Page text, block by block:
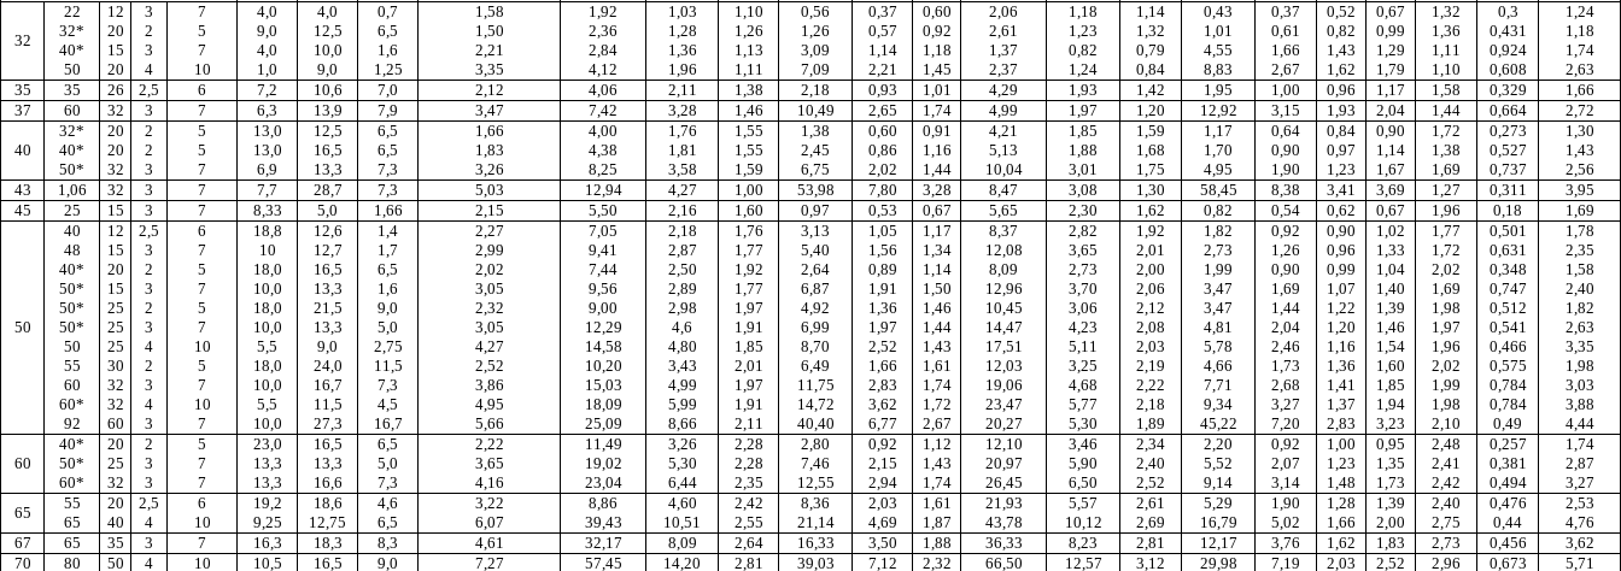
32
22
32*
40*
50
12
20
15
20
3
2
3
4
7
5
7
10
4,0
9,0
4,0
1,0
4,0
12,5
10,0
9,0
0,7
6,5
1,6
1,25
1,58
1,50
2,21
3,35
1,92
2,36
2,84
4,12
1,03
1,28
1,36
1,96
1,10
1,26
1,13
1,11
0,56
1,26
3,09
7,09
0,37
0,57
1,14
2,21
0,60
0,92
1,18
1,45
2,06
2,61
1,37
2,37
1,18
1,23
0,82
1,24
1,14
1,32
0,79
0,84
0,43
1,01
4,55
8,83
0,37
0,61
1,66
2,67
0,52
0,82
1,43
1,62
0,67
0,99
1,29
1,79
1,32
1,36
1,11
1,10
0,3
0,431
0,924
0,608
1,24
1,18
1,74
2,63
35
35 26 2,5 6 7,2 10,6 7,0 2,12 4,06 2,11 1,38 2,18 0,93 1,01 4,29 1,93 1,42 1,95 1,00 0,96 1,17 1,58 0,329
1,66
37
60 32 3 7 6,3 13,9 7,9 3,47 7,42 3,28 1,46 10,49 2,65 1,74 4,99 1,97 1,20 12,92 3,15 1,93 2,04 1,44 0,664 2,72
40
32*
40*
50*
20
20
32
2
2
3
5
5
7
13,0
13,0
6,9
12,5
16,5
13,3
6,5
6,5
7,3
1,66
1,83
3,26
4,00
4,38
8,25
1,76
1,81
3,58
1,55
1,55
1,59
1,38
2,45
6,75
0,60
0,86
2,02
0,91
1,16
1,44
4,21
5,13
10,04
1,85
1,88
3,01
1,59
1,68
1,75
1,17
1,70
4,95
0,64
0,90
1,90
0,84
0,97
1,23
0,90
1,14
1,67
1,72
1,38
1,69
0,273
0,527
0,737
1,30
1,43
2,56
43
1,06 32 3 7 7,7 28,7 7,3 5,03 12,94 4,27 1,00 53,98 7,80 3,28 8,47 3,08 1,30 58,45 8,38 3,41 3,69 1,27 0,311
3,95
45
25 15 3 7 8,33 5,0 1,66 2,15 5,50 2,16 1,60 0,97 0,53 0,67 5,65 2,30 1,62 0,82 0,54 0,62 0,67 1,96 0,18 1,69
50
40
48
40*
50*
50*
50*
50
55
60
60*
92
12
15
20
15
25
25
25
30
32
32
60
2,5
3
2
3
2
3
4
2
3
4
3
6
7
5
7
5
7
10
5
7
10
7
18,8
10
18,0
10,0
18,0
10,0
5,5
18,0
10,0
5,5
10,0
12,6
12,7
16,5
13,3
21,5
13,3
9,0
24,0
16,7
11,5
27,3
1,4
1,7
6,5
1,6
9,0
5,0
2,75
11,5
7,3
4,5
16,7
2,27
2,99
2,02
3,05
2,32
3,05
4,27
2,52
3,86
4,95
5,66
7,05
9,41
7,44
9,56
9,00
12,29
14,58
10,20
15,03
18,09
25,09
2,18
2,87
2,50
2,89
2,98
4,6
4,80
3,43
4,99
5,99
8,66
1,76
1,77
1,92
1,77
1,97
1,91
1,85
2,01
1,97
1,91
2,11
3,13
5,40
2,64
6,87
4,92
6,99
8,70
6,49
11,75
14,72
40,40
1,05
1,56
0,89
1,91
1,36
1,97
2,52
1,66
2,83
3,62
6,77
1,17
1,34
1,14
1,50
1,46
1,44
1,43
1,61
1,74
1,72
2,67
8,37
12,08
8,09
12,96
10,45
14,47
17,51
12,03
19,06
23,47
20,27
2,82
3,65
2,73
3,70
3,06
4,23
5,11
3,25
4,68
5,77
5,30
1,92
2,01
2,00
2,06
2,12
2,08
2,03
2,19
2,22
2,18
1,89
1,82
2,73
1,99
3,47
3,47
4,81
5,78
4,66
7,71
9,34
45,22
0,92
1,26
0,90
1,69
1,44
2,04
2,46
1,73
2,68
3,27
7,20
0,90
0,96
0,99
1,07
1,22
1,20
1,16
1,36
1,41
1,37
2,83
1,02
1,33
1,04
1,40
1,39
1,46
1,54
1,60
1,85
1,94
3,23
1,77
1,72
2,02
1,69
1,98
1,97
1,96
2,02
1,99
1,98
2,10
0,501
0,631
0,348
0,747
0,512
0,541
0,466
0,575
0,784
0,784
0,49
1,78
2,35
1,58
2,40
1,82
2,63
3,35
1,98
3,03
3,88
4,44
60
40*
50*
60*
20
25
32
2
3
3
5
7
7
23,0
13,3
13,3
16,5
13,3
16,6
6,5
5,0
7,3
2,22
3,65
4,16
11,49
19,02
23,04
3,26
5,30
6,44
2,28
2,28
2,35
2,80
7,46
12,55
0,92
2,15
2,94
1,12
1,43
1,74
12,10
20,97
26,45
3,46
5,90
6,50
2,34
2,40
2,52
2,20
5,52
9,14
0,92
2,07
3,14
1,00
1,23
1,48
0,95
1,35
1,73
2,48
2,41
2,42
0,257
0,381
0,494
1,74
2,87
3,27
65
55
65
20
40
2,5
4
6
10
19,2
9,25
18,6
12,75
4,6
6,5
3,22
6,07
8,86
39,43
4,60
10,51
2,42
2,55
8,36
21,14
2,03
4,69
1,61
1,87
21,93
43,78
5,57
10,12
2,61
2,69
5,29
16,79
1,90
5,02
1,28
1,66
1,39
2,00
2,40
2,75
0,476
0,44
2,53
4,76
67
65 35 3 7 16,3 18,3 8,3 4,61 32,17 8,09 2,64 16,33 3,50 1,88 36,33 8,23 2,81 12,17 3,76 1,62 1,83 2,73 0,456
3,62
70
80 50 4 10 10,5 16,5 9,0 7,27 57,45 14,20 2,81 39,03 7,12 2,32 66,50 12,57 3,12 29,98 7,19 2,03 2,52 2,96 0,673 5,71